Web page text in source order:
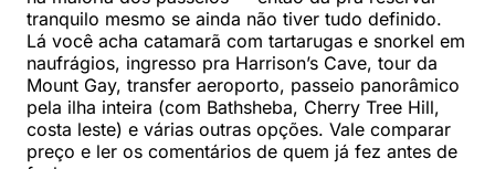
tranquilo mesmo se ainda não tiver tudo definido.
Lá você acha catamarã com tartarugas e snorkel em
naufrágios, ingresso pra Harrison’s Cave, tour da
Mount Gay, transfer aeroporto, passeio panorâmico
pela ilha inteira (com Bathsheba, Cherry Tree Hill,
costa leste) e várias outras opções. Vale comparar
preço e ler os comentários de quem já fez antes de